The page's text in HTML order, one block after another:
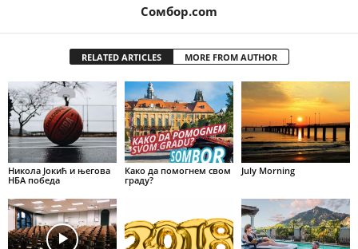
Сомбор.com
RELATED ARTICLES MORE FROM AUTHOR
Никола Јокић и његова
НБА победа
Како да помогнем свом
граду?
July Morning